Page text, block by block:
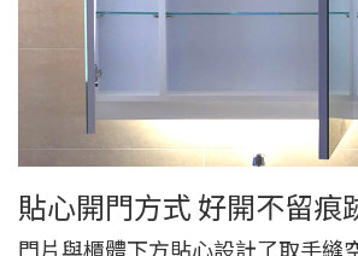
貼心開門方式 好開不留痕
門片與櫃體下方貼心設計了取手縫